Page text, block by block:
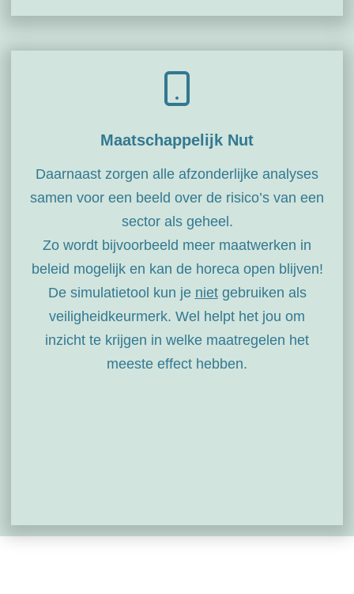
Maatschappelijk Nut
Daarnaast zorgen alle afzonderlijke analyses
samen voor een beeld over de risico’s van een
sector als geheel.
Zo wordt bijvoorbeeld meer maatwerken in
beleid mogelijk en kan de horeca open blijven!
De simulatietool kun je nietgebruiken als
veiligheidkeurmerk. Wel helpt het jou om
inzicht te krijgen in welke maatregelen het
meeste effect hebben.